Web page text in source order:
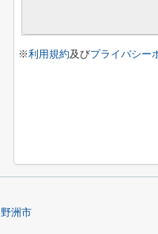
※利用規約及びプライバシー
野洲市